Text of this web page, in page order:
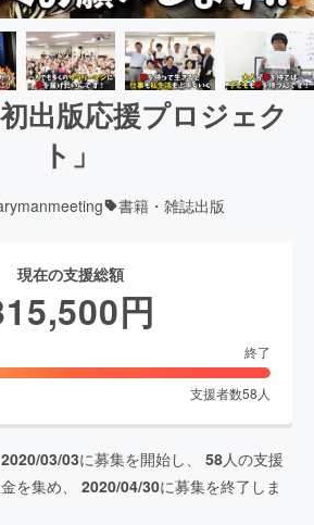
出版応援プロジェク
ト」
書籍・雑誌出版
現在の支援総額
円
終了
支援者数58 人
2020/03/03に募集を開始し、 58人の支援
を集め、 2020/04/30に募集を終了しま